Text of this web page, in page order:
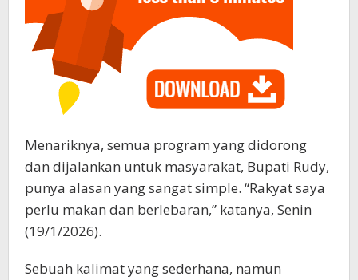
Menariknya, semua program yang didorong
dan dijalankan untuk masyarakat, Bupati Rudy,
punya alasan yang sangat simple. “Rakyat saya
perlu makan dan berlebaran,” katanya, Senin
(19/1/2026).
Sebuah kalimat yang sederhana, namun